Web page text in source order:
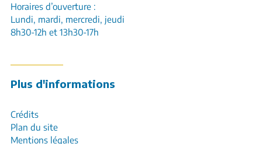
Horaires d’ouverture :
Lundi, mardi, mercredi, jeudi
8h30-12h et 13h30-17h
Plus d'informations
Crédits
Plan du site
Mentions légales